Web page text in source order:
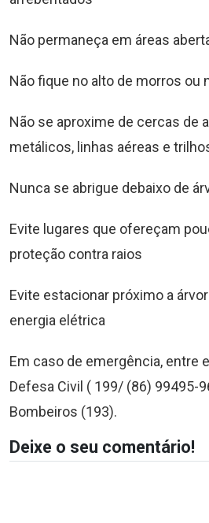
Não permaneça em áreas
Não fique no alto de morros ou
Não se aproxime de cercas de
metálicos, linhas aéreas e
Nunca se abrigue debaixo de
Evite lugares que ofereçam
proteção contra raios
Evite estacionar próximo a
energia elétrica
Em caso de emergência, entre
Defesa Civil ( 199/ (86) 99495-
Bombeiros (193).
Deixe o seu comentário!